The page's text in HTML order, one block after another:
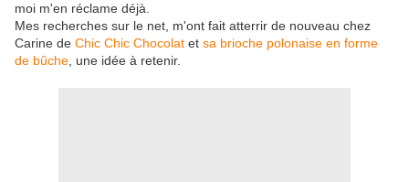
moi m'en réclame déjà.
Mes recherches sur le net, m'ont fait atterrir de nouveau chez
Carine de Chic Chic Chocolat et sa brioche polonaise en forme
de bûche , une idée à retenir.